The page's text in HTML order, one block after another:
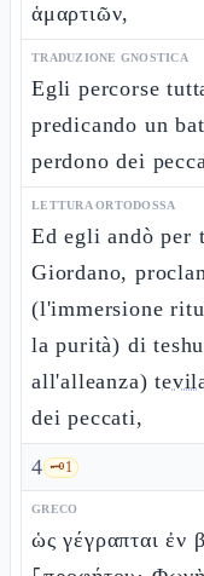
ἁμαρτιῶν,
TRADUZIONE GNOSTICA
Egli percorse
predicando un
perdono dei
LETTURA ORTODOSSA
Ed egli andò per
Giordano,
(l'immersione
la purità) di
all'alleanza)
dei peccati,
4 🗝️1
GRECO
ὡς γέγραπται ἐν